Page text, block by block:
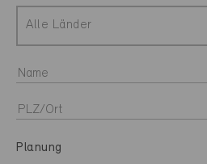
Alle Länder
Planung